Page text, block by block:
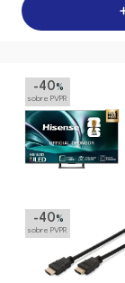
-40 %
sobre PVPR
-40 %
sobre PVPR